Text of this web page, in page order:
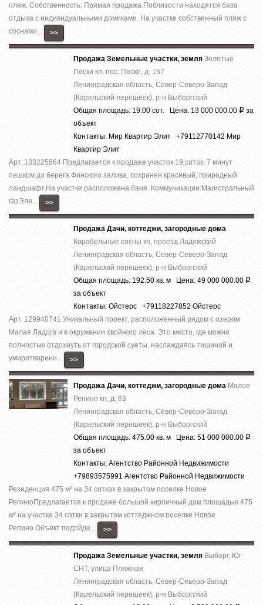
пляж. Собственность. Прямая продажа.Поблизости находятся база
отдыха с индивидуальными домиками. На участке собственный пляж с
соснами...
>>
Продажа Земельные участки, земля Золотые
Пески кп, пос. Пески, д. 157
Ленинградская область, Север-Северо-Запад
(Карельский перешеек), р-н Выборгский
Общая площадь: 19.00 сот. Цена: 13 000 000.00 Р за
объект
Контакты: Мир Квартир Элит +79112770142 Мир
Квартир Элит
Арт. 133225864 Предлагается к продаже участок 19 соток, 7 минут
пешком до берега Финского залива, сохранен красивый, природный
ландшафт.На участке расположена баня. Коммуникации:Магистральный
газЭле...
>>
Продажа Дачи, коттеджи, загородные дома
Корабельные сосны кп, проезд Ладожский
Ленинградская область, Север-Северо-Запад
(Карельский перешеек), р-н Выборгский
Общая площадь: 192.50 кв. м Цена: 49 000 000.00 Р
за объект
Контакты: Ойстерс +79118227852 Ойстерс
Арт. 129940741 Уникальный проект, расположенный рядом с озером
Малая Ладога и в окружении хвойного леса. Это место, где можно
полностью отдохнуть от городской суеты, наслаждаясь тишиной и
умиротворени...
>>
Продажа Дачи, коттеджи, загородные дома Малое
Репино кп, д. 63
Ленинградская область, Север-Северо-Запад
(Карельский перешеек), р-н Выборгский
Общая площадь: 475.00 кв. м Цена: 51 000 000.00 Р
за объект
Контакты: Агентство Районной Недвижимости
+79893575991 Агентство Районной Недвижимости
Резиденция 475 м² на 34 сотках в закрытом поселке Новое
РепиноПредлагается к продаже большой кирпичный дом площадью 475
м² на участке 34 сотки в закрытом коттеджном поселке Новое
Репино.Объект подойде...
>>
Продажа Земельные участки, земля Выборг, Юг
СНТ, улица Пляжная
Ленинградская область, Север-Северо-Запад
(Карельский перешеек), р-н Выборгский